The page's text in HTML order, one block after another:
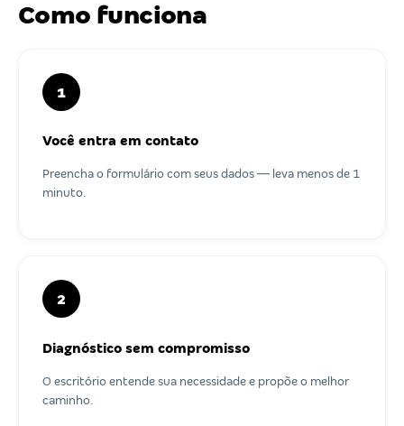
Como funciona
1
Você entra em contato
Preencha o formulário com seus dados — leva menos de 1
minuto.
2
Diagnóstico sem compromisso
O escritório entende sua necessidade e propõe o melhor
caminho.